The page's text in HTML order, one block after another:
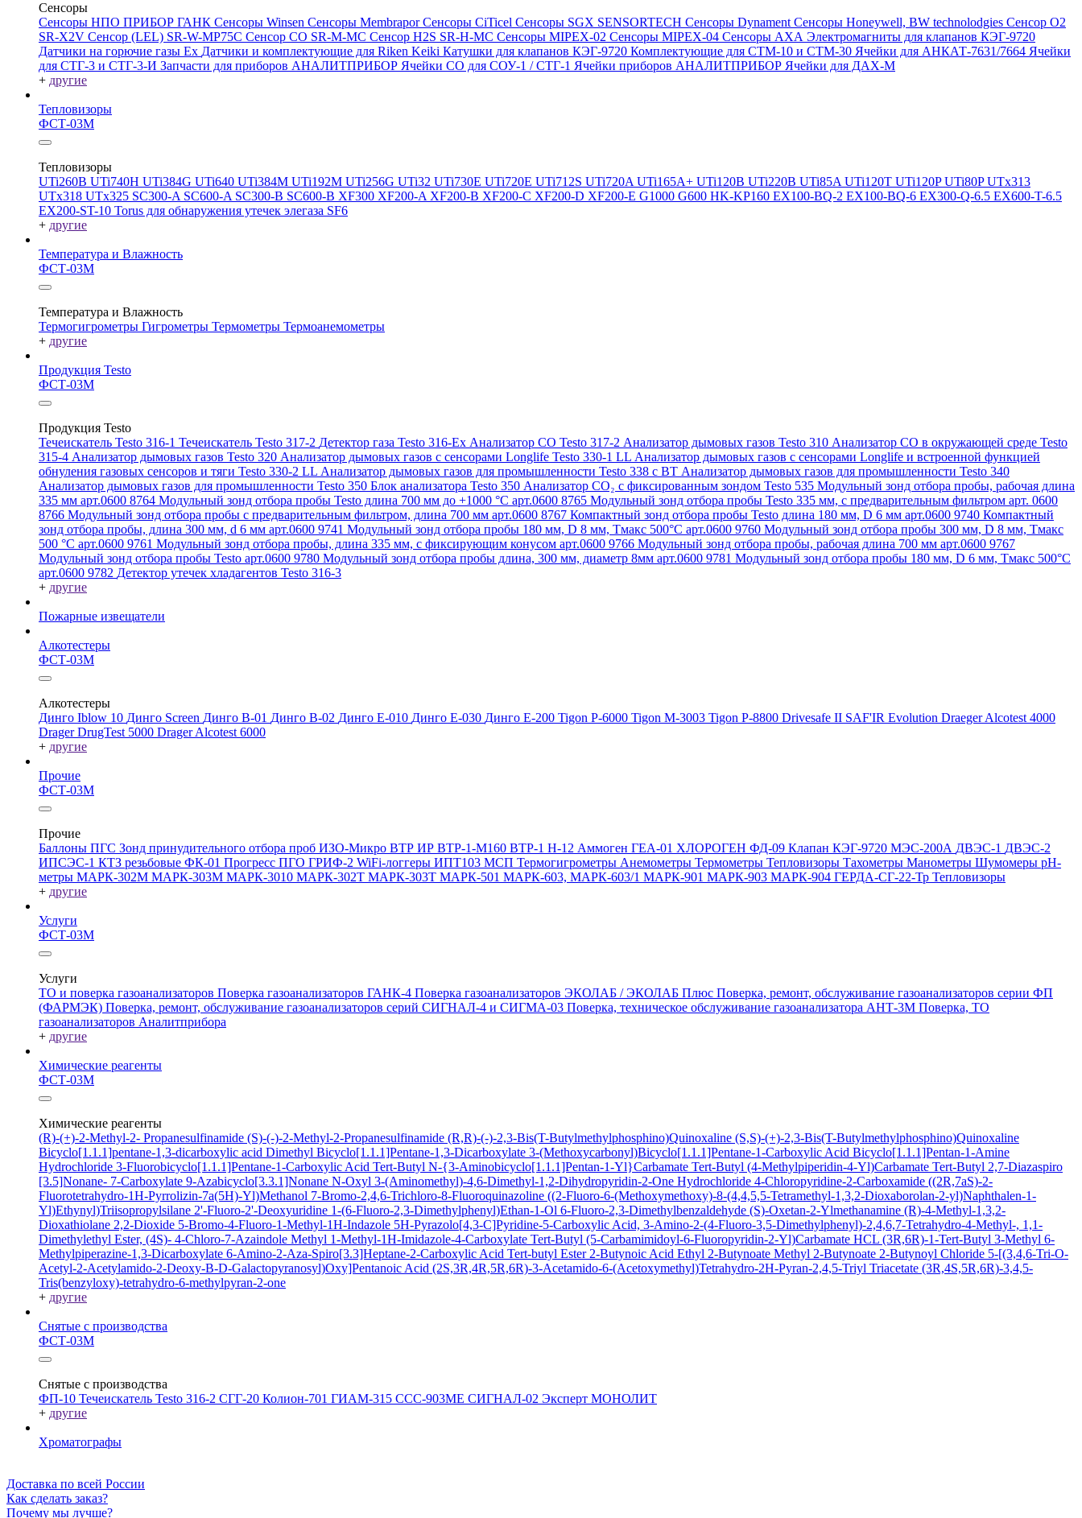
Сенсоры
Сенсоры НПО ПРИБОР ГАНК Сенсоры Winsen Сенсоры MembraporСенсоры CiTicel Сенсоры SGX SENSORTECH Сенсоры Dynament Сенсоры Honeywell, BW technolodgies Сенсор O2
SR-X2V Сенсор (LEL) SR-W-MP75C Сенсор CO SR-M-MC Сенсор H2S SR-H-MC Сенсоры MIPEX-02 Сенсоры MIPEX-04 Сенсоры АХА Электромагниты для клапанов КЭГ-9720
Датчики на горючие газы Ex Датчики и комплектующие для Riken Keiki Катушки для клапанов КЭГ-9720 Комплектующие для СТМ-10 и СТМ-30 Ячейки для АНКАТ-7631/7664 Ячейки
для СТГ-3 и СТГ-3-И Запчасти для приборов АНАЛИТПРИБОР Ячейки CO для СОУ-1 / СТГ-1 Ячейки приборов АНАЛИТПРИБОР Ячейки для ДАХ-М
+ другие
Тепловизоры
ФСТ-03М
Тепловизоры
UTi260В UTi740H UTi384G UTi640 UTi384M UTi192M UTi256G UTi32 UTi730E UTi720E UTi712S UTi720A UTi165A+ UTi120B UTi220B UTi85A UTi120T UTi120PUTi80PUTx313
UTx318 UTx325 SC300-A SC600-A SC300-B SC600-B XF300 XF200-A XF200-B XF200-C XF200-D XF200-E G1000 G600 HK-KP160 EX100-BQ-2 EX100-BQ-6 EX300-Q-6.5 EX600-T-6.5
EX200-ST-10 Torus для обнаружения утечек элегаза SF6
+ другие
Температура и Влажность
ФСТ-03М
Температура и Влажность
Термогигрометры Гигрометры Термометры Термоанемометры
+ другие
Продукция Testo
ФСТ-03М
Продукция Testo
Течеискатель Testo 316-1 Течеискатель Testo 317-2 Детектор газа Testo 316-Ex Анализатор CO Testo 317-2 Анализатор дымовых газов Testo 310 Анализатор CO в окружающей среде Testo
315-4 Анализатор дымовых газов Testo 320 Анализатор дымовых газов с сенсорами Longlife Testo 330-1 LL Анализатор дымовых газов с сенсорами Longlife и встроенной функцией
обнуления газовых сенсоров и тяги Testo 330-2 LL Анализатор дымовых газов для промышленности Testo 338 с BT Анализатор дымовых газов для промышленности Testo 340
Анализатор дымовых газов для промышленности Testo 350 Блок анализатора Testo 350 Анализатор СО₂ с фиксированным зондом Testo 535 Модульный зонд отбора пробы, рабочая длина
335 мм арт.0600 8764 Модульный зонд отбора пробы Testo длина 700 мм до +1000 °С арт.0600 8765 Модульный зонд отбора пробы Testo 335 мм, с предварительным фильтром арт. 0600
8766 Модульный зонд отбора пробы с предварительным фильтром, длина 700 мм арт.0600 8767 Компактный зонд отбора пробы Testo длина 180 мм, D 6 мм арт.0600 9740 Компактный
зонд отбора пробы, длина 300 мм, d 6 мм арт.0600 9741 Модульный зонд отбора пробы 180 мм, D 8 мм, Tмакс 500°С арт.0600 9760 Модульный зонд отбора пробы 300 мм, D 8 мм, Tмакс
500 °C арт.0600 9761 Модульный зонд отбора пробы, длина 335 мм, с фиксирующим конусом арт.0600 9766 Модульный зонд отбора пробы, рабочая длина 700 мм арт.0600 9767
Модульный зонд отбора пробы Testo арт.0600 9780 Модульный зонд отбора пробы длина, 300 мм, диаметр 8мм арт.0600 9781 Модульный зонд отбора пробы 180 мм, D 6 мм, Tмакс 500°С
арт.0600 9782 Детектор утечек хладагентов Testo 316-3
+ другие
Пожарные извещатели
Алкотестеры
ФСТ-03М
Алкотестеры
Динго Iblow 10 Динго Screen Динго В-01 Динго В-02 Динго Е-010 Динго Е-030 Динго Е-200 Tigon P-6000 Tigon M-3003 Tigon P-8800 Drivesafe II SAF'IR Evolution Draeger Alcotest 4000
Drager DrugTest 5000 Drager Alcotest 6000
+ другие
Прочие
ФСТ-03М
Прочие
Баллоны ПГС Зонд принудительного отбора проб ИЗО-Микро ВТР ИР ВТР-1-М160 ВТР-1 Н-12 Аммоген ГЕА-01 ХЛОРОГЕН ФД-09 Клапан КЭГ-9720 МЭС-200А ДВЭС-1 ДВЭС-2
ИПСЭС-1 КТЗ резьбовые ФК-01 Прогресс ПГО ГРИФ-2 WiFi-логгеры ИПТ103 МСП Термогигрометры Анемометры Термометры Тепловизоры Тахометры Манометры Шумомеры pH-
метры МАРК-302М МАРК-303М МАРК-3010 МАРК-302Т МАРК-303Т МАРК-501 МАРК-603, МАРК-603/1 МАРК-901 МАРК-903 МАРК-904 ГЕРДА-СГ-22-Тр Тепловизоры
+ другие
Услуги
ФСТ-03М
Услуги
ТО и поверка газоанализаторов Поверка газоанализаторов ГАНК-4 Поверка газоанализаторов ЭКОЛАБ / ЭКОЛАБ Плюс Поверка, ремонт, обслуживание газоанализаторов серии ФП
(ФАРМЭК) Поверка, ремонт, обслуживание газоанализаторов серий СИГНАЛ-4 и СИГМА-03 Поверка, техническое обслуживание газоанализатора АНТ-3М Поверка, ТО
газоанализаторов Аналитприбора
+ другие
Химические реагенты
ФСТ-03М
Химические реагенты
(R)-(+)-2-Methyl-2- Propanesulfinamide (S)-(-)-2-Methyl-2-Propanesulfinamide (R,R)-(-)-2,3-Bis(T-Butylmethylphosphino)Quinoxaline (S,S)-(+)-2,3-Bis(T-Butylmethylphosphino)Quinoxaline
Bicyclo[1.1.1]pentane-1,3-dicarboxylic acid Dimethyl Bicyclo[1.1.1]Pentane-1,3-Dicarboxylate 3-(Methoxycarbonyl)Bicyclo[1.1.1]Pentane-1-Carboxylic Acid Bicyclo[1.1.1]Pentan-1-Amine
Hydrochloride 3-Fluorobicyclo[1.1.1]Pentane-1-Carboxylic Acid Tert-Butyl N-{3-Aminobicyclo[1.1.1]Pentan-1-Yl}Carbamate Tert-Butyl (4-Methylpiperidin-4-Yl)Carbamate Tert-Butyl 2,7-Diazaspiro
[3.5]Nonane- 7-Carboxylate 9-Azabicyclo[3.3.1]Nonane N-Oxyl 3-(Aminomethyl)-4,6-Dimethyl-1,2-Dihydropyridin-2-One Hydrochloride 4-Chloropyridine-2-Carboxamide ((2R,7aS)-2-
Fluorotetrahydro-1H-Pyrrolizin-7a(5H)-Yl)Methanol 7-Bromo-2,4,6-Trichloro-8-Fluoroquinazoline ((2-Fluoro-6-(Methoxymethoxy)-8-(4,4,5,5-Tetramethyl-1,3,2-Dioxaborolan-2-yl)Naphthalen-1-
Yl)Ethynyl)Triisopropylsilane 2'-Fluoro-2'-Deoxyuridine 1-(6-Fluoro-2,3-Dimethylphenyl)Ethan-1-Ol 6-Fluoro-2,3-Dimethylbenzaldehyde (S)-Oxetan-2-Ylmethanamine (R)-4-Methyl-1,3,2-
Dioxathiolane 2,2-Dioxide 5-Bromo-4-Fluoro-1-Methyl-1H-Indazole 5H-Pyrazolo[4,3-C]Pyridine-5-Carboxylic Acid, 3-Amino-2-(4-Fluoro-3,5-Dimethylphenyl)-2,4,6,7-Tetrahydro-4-Methyl-, 1,1-
Dimethylethyl Ester, (4S)- 4-Chloro-7-Azaindole Methyl 1-Methyl-1H-Imidazole-4-Carboxylate Tert-Butyl (5-Carbamimidoyl-6-Fluoropyridin-2-Yl)Carbamate HCL (3R,6R)-1-Tert-Butyl 3-Methyl 6-
Methylpiperazine-1,3-Dicarboxylate 6-Amino-2-Aza-Spiro[3.3]Heptane-2-Carboxylic Acid Tert-butyl Ester 2-Butynoic Acid Ethyl 2-Butynoate Methyl 2-Butynoate 2-Butynoyl Chloride 5-[(3,4,6-Tri-O-
Acetyl-2-Acetylamido-2-Deoxy-B-D-Galactopyranosyl)Oxy]Pentanoic Acid (2S,3R,4R,5R,6R)-3-Acetamido-6-(Acetoxymethyl)Tetrahydro-2H-Pyran-2,4,5-Triyl Triacetate (3R,4S,5R,6R)-3,4,5-
Tris(benzyloxy)-tetrahydro-6-methylpyran-2-one
+ другие
Снятые с производства
ФСТ-03М
Снятые с производства
ФП-10 Течеискатель Testo 316-2 СГГ-20 Колион-701 ГИАМ-315 ССС-903МЕ СИГНАЛ-02 Эксперт МОНОЛИТ
+ другие
Хроматографы
Доставка по всей России
Как сделать заказ?
Почему мы лучше?